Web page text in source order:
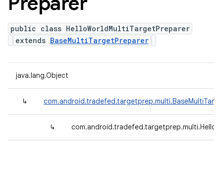
public class HelloWorldMultiTargetPreparer
extends BaseMultiTargetPreparer
java.lang.Object
↳
↳